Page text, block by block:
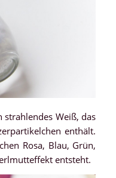
strahlendes Weiß, das
enthält.
Rosa, Blau, Grün,
entsteht.